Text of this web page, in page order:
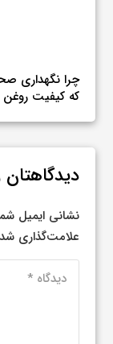
چرا نگهداری
که کیفیت روغن
دیدگاهتان
نشانی ایمیل
علامت‌گذاری